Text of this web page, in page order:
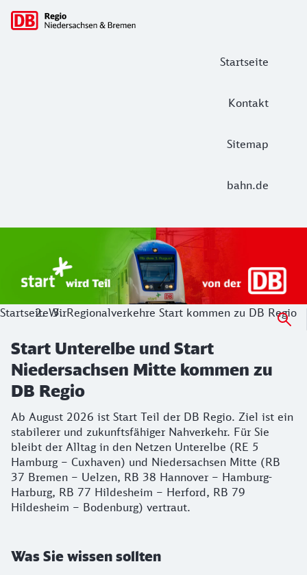
Startseite
Kontakt
Sitemap
bahn.de
Hauptnavigation
Start Unterelbe und Start
Ab August 2026 ist Start Teil der DB Regio. Ziel ist ein
StartseiteWirRegionalverkehre Start kommen zu DB Regio
Start Unterelbe und Start
Niedersachsen Mitte kommen zu
DB Regio
Ab August 2026 ist Start Teil der DB Regio. Ziel ist ein
stabilerer und zukunftsfähiger Nahverkehr. Für Sie
bleibt der Alltag in den Netzen Unterelbe (RE 5
Hamburg – Cuxhaven) und Niedersachsen Mitte (RB
37 Bremen – Uelzen, RB 38 Hannover – Hamburg-
Harburg, RB 77 Hildesheim – Herford, RB 79
Hildesheim – Bodenburg) vertraut.
Was Sie wissen sollten